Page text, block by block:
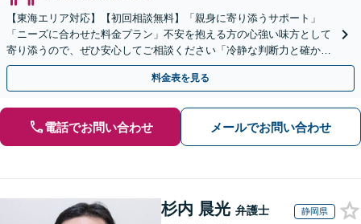
【東海エリア対応】【初回相談無料】「親身に寄り添うサポート」
「ニーズに合わせた料金プラン」不安を抱える方の心強い味方として
寄り添うので、ぜひ安心してご相談ください「冷静な判断力と確かな
交渉力で、あなたの権利を守ります」【休日・夜間相談可】
料金表を見る
電話でお問い合わせ メールでお問い合わせ
杉内 晨光 弁護士 静岡県